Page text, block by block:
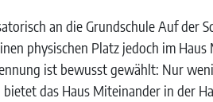
an die Grundschule Auf der
physischen Platz jedoch im Haus
ist bewusst gewählt: Nur
das Haus Miteinander in der